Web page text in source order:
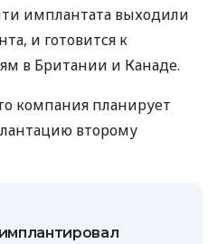
имплантата выходили
и готовится к
в Британии и Канаде.
компания планирует
второму